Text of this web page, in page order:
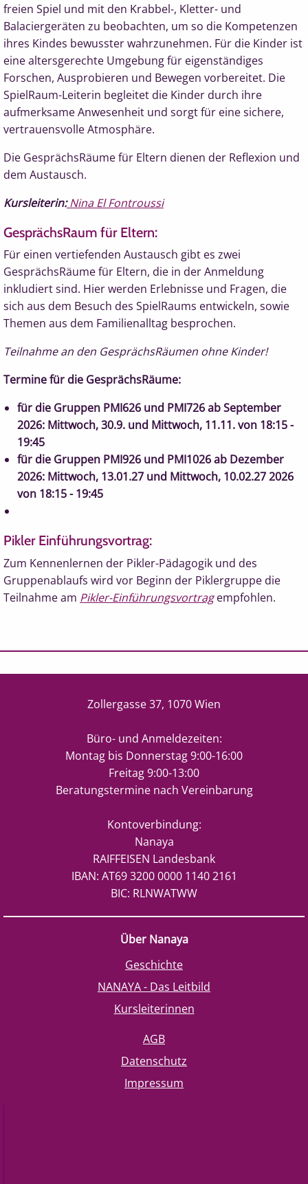
freien Spiel und mit den Krabbel-, Kletter- und
Balaciergeräten zu beobachten, um so die Kompetenzen
ihres Kindes bewusster wahrzunehmen. Für die Kinder ist
eine altersgerechte Umgebung für eigenständiges
Forschen, Ausprobieren und Bewegen vorbereitet. Die
SpielRaum-Leiterin begleitet die Kinder durch ihre
aufmerksame Anwesenheit und sorgt für eine sichere,
vertrauensvolle Atmosphäre.
Die GesprächsRäume für Eltern dienen der Reflexion und
dem Austausch.
Kursleiterin:Nina El Fontroussi
GesprächsRaum für Eltern:
Für einen vertiefenden Austausch gibt es zwei
GesprächsRäume für Eltern, die in der Anmeldung
inkludiert sind. Hier werden Erlebnisse und Fragen, die
sich aus dem Besuch des SpielRaums entwickeln, sowie
Themen aus dem Familienalltag besprochen.
Teilnahme an den GesprächsRäumen ohne Kinder!
Termine für die GesprächsRäume:
für die Gruppen PMI626 und PMI726 ab September
2026: Mittwoch, 30.9. und Mittwoch, 11.11. von 18:15 -
19:45
für die Gruppen PMI926 und PMI1026 ab Dezember
2026: Mittwoch, 13.01.27 und Mittwoch, 10.02.27 2026
von 18:15 - 19:45
Pikler Einführungsvortrag:
Zum Kennenlernen der Pikler-Pädagogik und des
Gruppenablaufs wird vor Beginn der Piklergruppe die
Teilnahme am Pikler-Einführungsvortragempfohlen.
Über Nanaya
Geschichte
NANAYA - Das Leitbild
Kursleiterinnen
AGB
Datenschutz
Impressum
Zollergasse 37, 1070 Wien
Büro- und Anmeldezeiten:
Montag bis Donnerstag 9:00-16:00
Freitag 9:00-13:00
Beratungstermine nach Vereinbarung
Kontoverbindung:
Nanaya
RAIFFEISEN Landesbank
IBAN: AT69 3200 0000 1140 2161
BIC: RLNWATWW